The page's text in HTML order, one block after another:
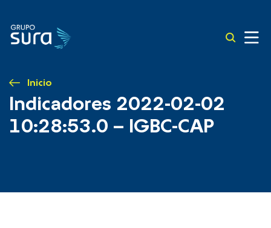
Inicio
Indicadores 2022-02-02
10:28:53.0 – IGBC-CAP